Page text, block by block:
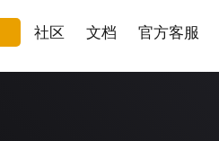
社区 文档 官方客服